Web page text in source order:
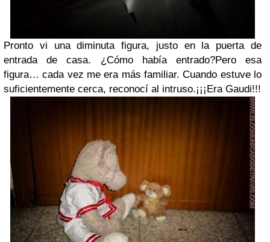
Pronto vi una diminuta figura, justo en la puerta de
entrada de casa. ¿Cómo había entrado?Pero esa
figura… cada vez me era más familiar. Cuando estuve lo
suficientemente cerca, reconocí al intruso.¡¡¡Era Gaudi!!!